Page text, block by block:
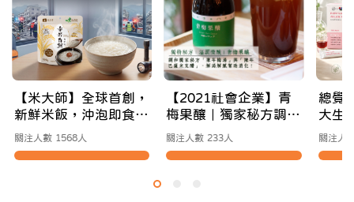
【米大師】全球首創，
新鮮米飯，沖泡即食｜
你的常溫防災應援補給
站
關注人數 1568人
【2021社會企業】青
梅果釀｜獨家秘方調製
溫潤微酸風味
關注人數 233人
總覺
大生
為你
適節
關注人